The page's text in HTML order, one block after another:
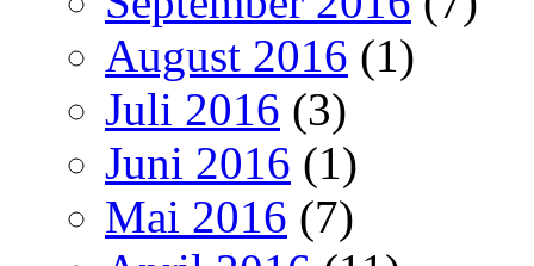
August 2016 (1)
Juli 2016 (3)
Juni 2016 (1)
Mai 2016 (7)